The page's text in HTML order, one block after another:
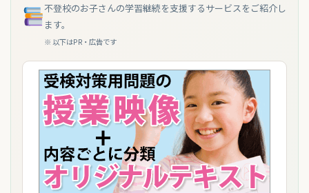
不登校のお子さんの学習継続を支援するサービスをご紹介し
ます。
※ 以下はPR・広告です